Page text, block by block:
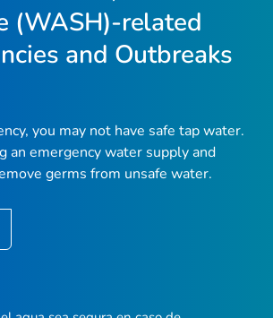
(WASH)-related
and Outbreaks
you may not have safe tap water.
an emergency water supply and
germs from unsafe water.